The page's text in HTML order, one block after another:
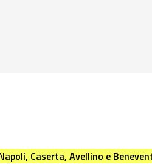
Caserta, Avellino e